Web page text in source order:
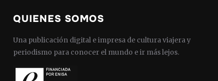
QUIENES SOMOS
Una publicación digital e impresa de cultura viajera y
periodismo para conocer el mundo e ir más lejos.